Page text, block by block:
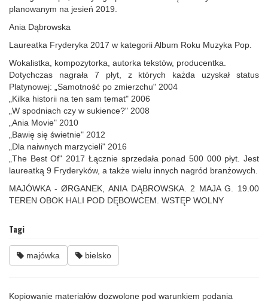
planowanym na jesień 2019.
Ania Dąbrowska
Laureatka Fryderyka 2017 w kategorii Album Roku Muzyka Pop.
Wokalistka, kompozytorka, autorka tekstów, producentka.
Dotychczas nagrała 7 płyt, z których każda uzyskał status
Platynowej: „Samotność po zmierzchu" 2004
„Kilka historii na ten sam temat" 2006
„W spodniach czy w sukience?" 2008
„Ania Movie" 2010
„Bawię się świetnie" 2012
„Dla naiwnych marzycieli" 2016
„The Best Of" 2017 Łącznie sprzedała ponad 500 000 płyt. Jest
laureatką 9 Fryderyków, a także wielu innych nagród branżowych.
MAJÓWKA - ØRGANEK, ANIA DĄBROWSKA. 2 MAJA G. 19.00
TEREN OBOK HALI POD DĘBOWCEM. WSTĘP WOLNY
Tagi
majówka bielsko
Kopiowanie materiałów dozwolone pod warunkiem podania